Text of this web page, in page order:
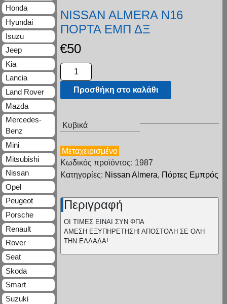
NISSAN ALMERA N16
ΠΟΡΤΑ ΕΜΠ ΔΞ
€50
Προσθήκη στο καλάθι
Κυβικά
Μεταχειρισμένο
Κωδικός προϊόντος: 1987
Κατηγορίες: Nissan Almera, Πόρτες Εμπρός
Περιγραφή
ΟΙ ΤΙΜΕΣ ΕΙΝΑΙ ΣΥΝ ΦΠΑ
ΑΜΕΣΗ ΕΞΥΠΗΡΕΤΗΣΗ! ΑΠΟΣΤΟΛΗ ΣΕ ΟΛΗ
ΤΗΝ ΕΛΛΑΔΑ!
Honda
Hyundai
Isuzu
Jeep
Kia
Lancia
Land Rover
Mazda
Mercedes-
Benz
Mini
Mitsubishi
Nissan
Opel
Peugeot
Porsche
Renault
Rover
Seat
Skoda
Smart
Suzuki